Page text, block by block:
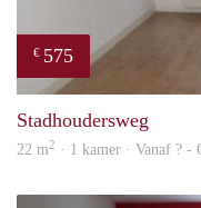
€ 575
Stadhoudersweg
22 m2 · 1 kamer · Vanaf ? -